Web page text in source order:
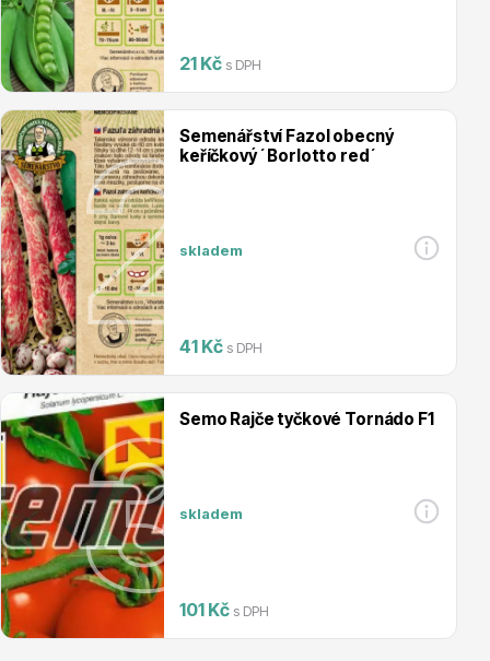
Magnólie
Semena, sadba
Vodní rostliny
21 Kč s DPH
Semenářství Fazol obecný
keříčkový ´Borlotto red´
skladem
41 Kč s DPH
Semo Rajče tyčkové Tornádo F1
skladem
101 Kč s DPH